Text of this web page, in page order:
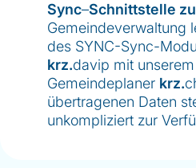
Sync–Schnittstelle
Gemeindeverwaltung
des SYNC-Sync-
krz.davip mit
Gemeindeplaner krz.
übertragenen Daten
unkompliziert zur